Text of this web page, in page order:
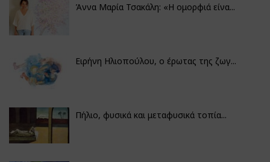
Άννα Μαρία Τσακάλη: «Η ομορφιά είνα...
Ειρήνη Ηλιοπούλου, ο έρωτας της ζωγ...
Πήλιο, φυσικά και μεταφυσικά τοπία...